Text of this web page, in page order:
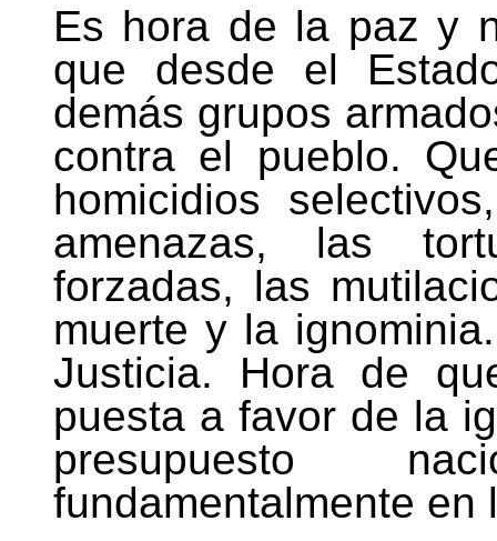
Es hora de la paz y
que desde el
demás grupos
contra el pueblo.
homicidios
amenazas, las
forzadas, las
muerte y la
Justicia. Hora de
puesta a favor de la
presupuesto
fundamentalmente en